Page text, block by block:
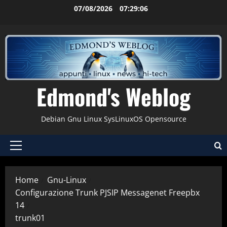
07/08/2026 07:29:06
Edmond's Weblog
Debian Gnu Linux SysLinuxOS Opensource
Menu
Home
Gnu-Linux
Configurazione Trunk PJSIP Messagenet Freepbx
14
trunk01